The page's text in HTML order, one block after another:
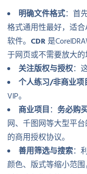
明确文件格式：首
格式通用性最好，适合
软件。 CDR是
于网页或不需要放大的
关注版权与授权：
个人练习/非商业项
VIP。
商业项目： 务必购
网、千图网等大型平
的商用授权协议。
善用筛选与搜索：
颜色、版式等缩小范围